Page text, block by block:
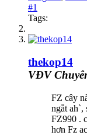
#1
Tags:
thekop14
VĐV
FZ cây
ngắt ah`,
FZ990 .
hơn Fz